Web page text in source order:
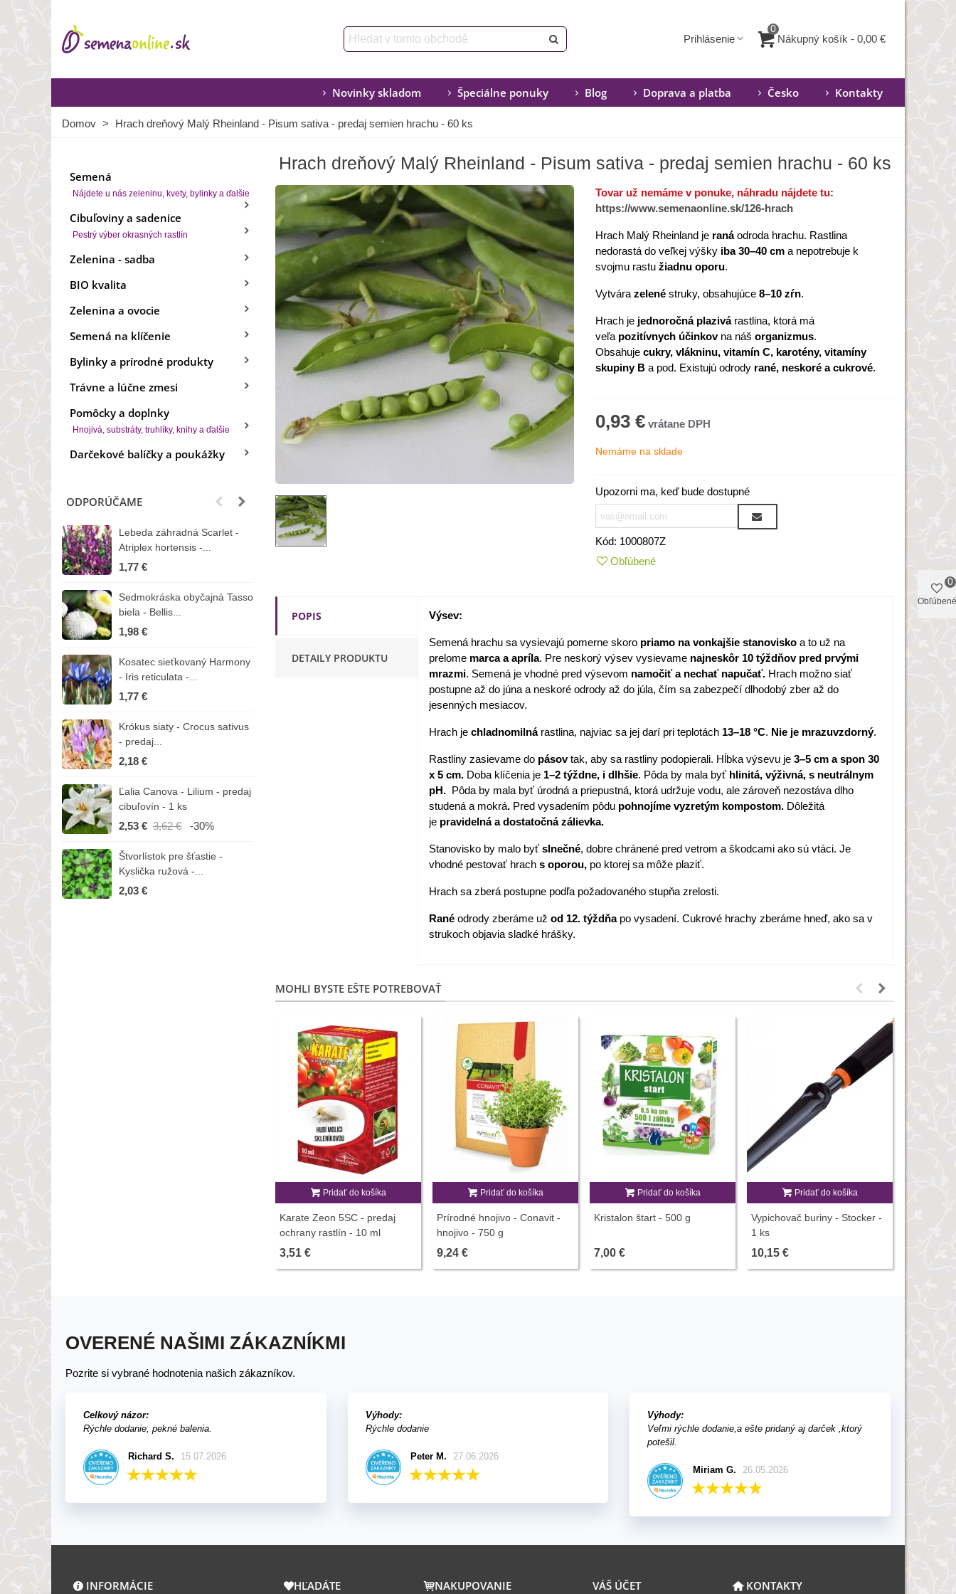
Prihlásenie
0
Nákupný košík - 0,00 €
Novinky skladom Špeciálne ponuky Blog Doprava a platba Česko Kontakty
Domov > Hrach dreňový Malý Rheinland - Pisum sativa - predaj semien hrachu - 60 ks
Semená
Nájdete u nás zeleninu, kvety, bylinky a ďalšie
Cibuľoviny a sadenice
Pestrý výber okrasných rastlín
Zelenina - sadba
BIO kvalita
Zelenina a ovocie
Semená na klíčenie
Bylinky a prírodné produkty
Trávne a lúčne zmesi
Pomôcky a doplnky
Hnojivá, substráty, truhlíky, knihy a ďalšie
Darčekové balíčky a poukážky
ODPORÚČAME
Lebeda záhradná Scarlet -
Atriplex hortensis -...
1,77 €
Sedmokráska obyčajná Tasso
biela - Bellis...
1,98 €
Kosatec sieťkovaný Harmony
- Iris reticulata -...
1,77 €
Krókus siaty - Crocus sativus
- predaj...
2,18 €
Ľalia Canova - Lilium - predaj
cibuľovín - 1 ks
2,53 € 3,62 € -30%
Štvorlístok pre šťastie -
Kyslička ružová -...
2,03 €
BIO Kaleráb Dyna - Brassica
oleracea var....
Hippeastrum -...
Kapucínka nízka - Alaska Mix
Hrach dreňový Malý Rheinland - Pisum sativa - predaj semien hrachu - 60 ks
Tovar už nemáme v ponuke, náhradu nájdete tu:
https://www.semenaonline.sk/126-hrach
Hrach Malý Rheinland je ranáodroda hrachu. Rastlina
nedorastá do veľkej výšky iba 30–40 cm a nepotrebuje k
svojmu rastu žiadnu oporu.
Vytvára zelené struky, obsahujúce 8–10 zŕn.
Hrach je jednoročná plazivárastlina, ktorá má
veľa pozitívnych účinkovna náš organizmus.
Obsahuje cukry, vlákninu, vitamín C, karotény, vitamíny
skupiny B a pod. Existujú odrody rané, neskoré a cukrové.
0,93 €
Nemáme na sklade
Upozorni ma, keď bude dostupné
Kód: 1000807Z
Obľúbené
POPIS
DETAILY PRODUKTU
Výsev:
Semená hrachu sa vysievajú pomerne skoro priamo na vonkajšie stanovisko a to už na
prelome marca a apríla. Pre neskorý výsev vysievame najneskôr 10 týždňov pred prvými
mrazmi. Semená je vhodné pred výsevom namočiť a nechať napučať. Hrach možno siať
postupne až do júna a neskoré odrody až do júla, čím sa zabezpečí dlhodobý zber až do
jesenných mesiacov.
Hrach je chladnomilnárastlina, najviac sa jej darí pri teplotách 13–18 °C. Nie je mrazuvzdorný.
Rastliny zasievame do pásovtak, aby sa rastliny podopierali. Hĺbka výsevu je 3–5 cm a spon 30
x 5 cm. Doba klíčenia je 1–2 týždne, i dlhšie. Pôda by mala byť hlinitá, výživná, s neutrálnym
pH. Pôda by mala byť úrodná a priepustná, ktorá udržuje vodu, ale zároveň nezostáva dlho
studená a mokrá. Pred vysadením pôdu pohnojíme vyzretým kompostom. Dôležitá
je pravidelná a dostatočná zálievka.
Stanovisko by malo byť slnečné, dobre chránené pred vetrom a škodcami ako sú vtáci. Je
vhodné pestovať hrach s oporou, po ktorej sa môže plaziť.
Hrach sa zberá postupne podľa požadovaného stupňa zrelosti.
Rané odrody zberáme už od 12. týždňapo vysadení. Cukrové hrachy zberáme hneď, ako sa v
strukoch objavia sladké hrášky.
MOHLI BYSTE EŠTE POTREBOVAŤ
Pridať do košíka
Karate Zeon 5SC - predaj
ochrany rastlín - 10 ml
3,51 €
Pridať do košíka
Prírodné hnojivo - Conavit -
hnojivo - 750 g
9,24 €
Pridať do košíka
Kristalon štart - 500 g
7,00 €
Pridať do košíka
Vypichovač buriny - Stocker -
1 ks
10,15 €
OVERENÉ NAŠIMI ZÁKAZNÍKMI
Pozrite si vybrané hodnotenia našich zákazníkov.
Celkový názor:
Rýchle dodanie, pekné balenia.
Richard S. 15.07.2026
Výhody:
Rýchle dodanie
Peter M. 27.06.2026
Výhody:
Veľmi rýchle dodanie,a ešte pridaný aj darček ,ktorý
potešil.
Miriam G. 26.05.2026
INFORMÁCIE HĽADÁTE NAKUPOVANIE VÁŠ ÚČET KONTAKTY
Obľúbené
0